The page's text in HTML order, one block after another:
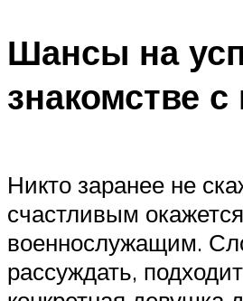
Шансы на
знакомстве
Никто заранее не
счастливым
военнослужащим.
рассуждать,